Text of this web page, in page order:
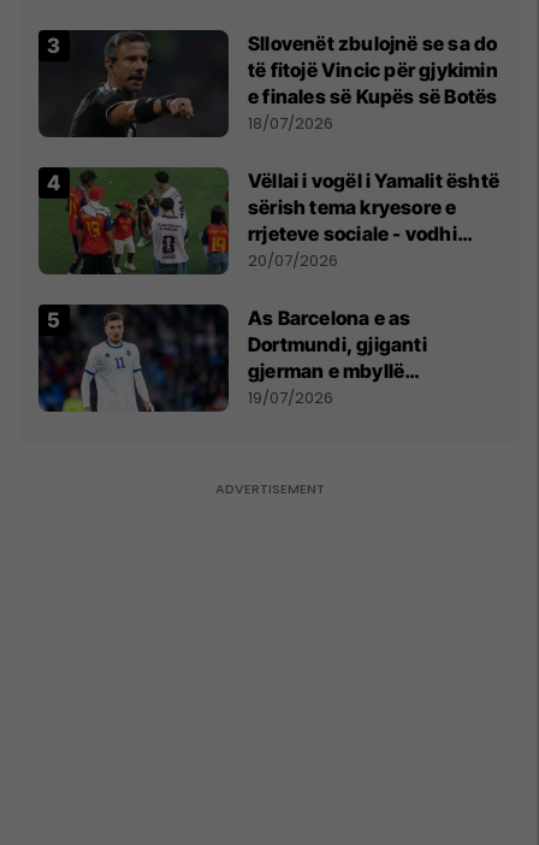
Sllovenët zbulojnë se sa do
të fitojë Vincic për gjykimin
e finales së Kupës së Botës
18/07/2026
Vëllai i vogël i Yamalit është
sërish tema kryesore e
rrjeteve sociale - vodhi
vëmendjen pas finales së
20/07/2026
As Barcelona e as
Dortmundi, gjiganti
gjerman e mbyllë
marrëveshjen për Fisnik
19/07/2026